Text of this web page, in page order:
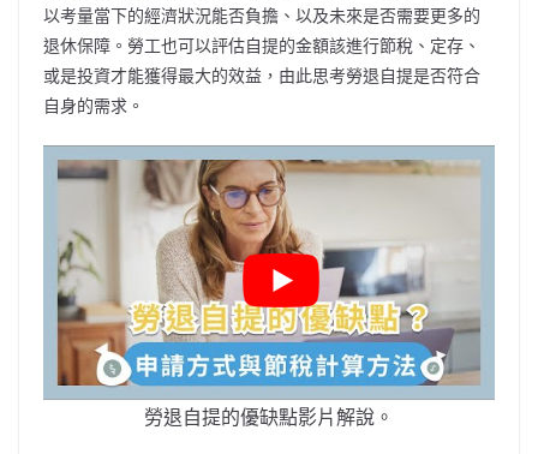
以考量當下的經濟狀況能否負擔、以及未來是否需要更多的
退休保障。勞工也可以評估自提的金額該進行節稅、定存、
或是投資才能獲得最大的效益，由此思考勞退自提是否符合
自身的需求。
勞退自提的優缺點影片解說。